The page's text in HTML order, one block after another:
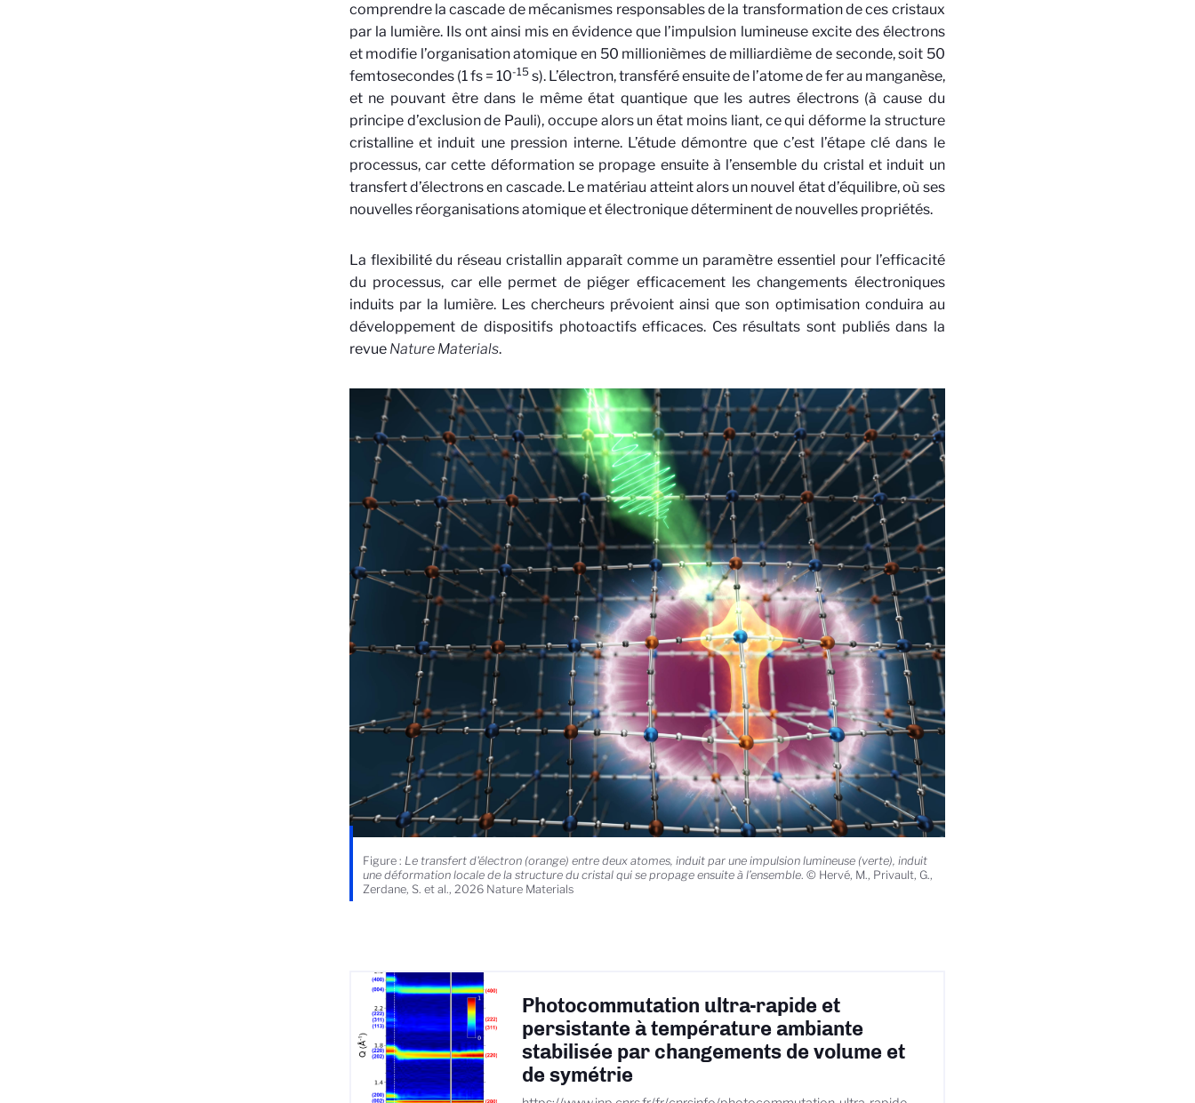
comprendre la cascade de mécanismes responsables de la transformation de ces cristaux
par la lumière. Ils ont ainsi mis en évidence que l’impulsion lumineuse excite des électrons
et modifie l’organisation atomique en 50 millionièmes de milliardième de seconde, soit 50
femtosecondes (1 fs = 10-15s). L’électron, transféré ensuite de l’atome de fer au manganèse,
et ne pouvant être dans le même état quantique que les autres électrons (à cause du
principe d’exclusion de Pauli), occupe alors un état moins liant, ce qui déforme la structure
cristalline et induit une pression interne. L’étude démontre que c’est l’étape clé dans le
processus, car cette déformation se propage ensuite à l’ensemble du cristal et induit un
transfert d’électrons en cascade. Le matériau atteint alors un nouvel état d’équilibre, où ses
nouvelles réorganisations atomique et électronique déterminent de nouvelles propriétés.
La flexibilité du réseau cristallin apparaît comme un paramètre essentiel pour l’efficacité
du processus, car elle permet de piéger efficacement les changements électroniques
induits par la lumière. Les chercheurs prévoient ainsi que son optimisation conduira au
développement de dispositifs photoactifs efficaces. Ces résultats sont publiés dans la
revue Nature Materials.
Figure : Le transfert d'électron (orange) entre deux atomes, induit par une impulsion lumineuse (verte), induit
une déformation locale de la structure du cristal qui se propage ensuite à l’ensemble. © Hervé, M., Privault, G.,
Zerdane, S. et al., 2026 Nature Materials
Photocommutation ultra-rapide et
persistante à température ambiante
stabilisée par changements de volume et
de symétrie